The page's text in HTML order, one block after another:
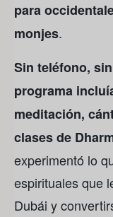
para
monjes.
Sin teléfono,
programa
meditación,
clases de
experimentó lo
espirituales que
Dubái y